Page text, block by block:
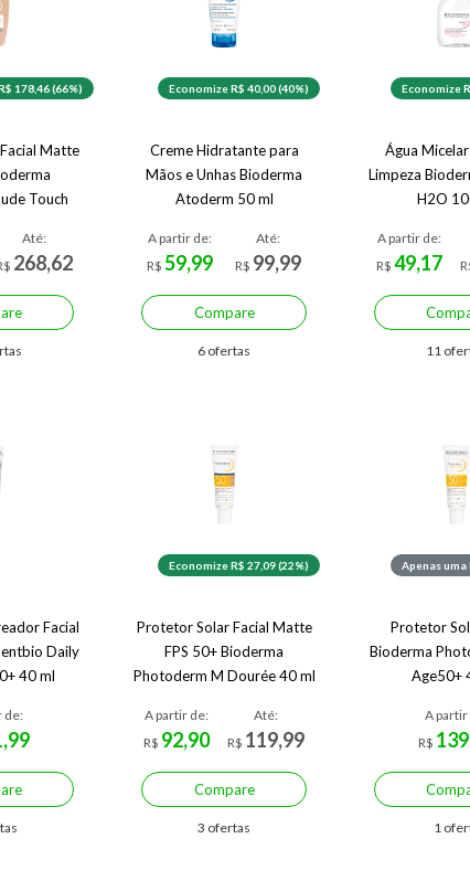
178,46 (66%)
Matte
Touch
Até:
268,62
Economize R$ 40,00 (40%)
Creme Hidratante para
Mãos e Unhas Bioderma
Atoderm 50 ml
A partir de:
R$59,99
Até:
R$ 99,99
Compare
6 ofertas
Economize
Água
Limpeza
H2O
A partir de:
R$ 49,17
11
Facial
Daily
40 ml
de:
Economize R$ 27,09 (22%)
Protetor Solar Facial Matte
FPS 50+ Bioderma
Photoderm M Dourée 40 ml
A partir de:
R$ 92,90
Até:
R$ 119,99
Compare
3 ofertas
Apenas
Protetor
Bioderma
Age50+
A partir
R$
1